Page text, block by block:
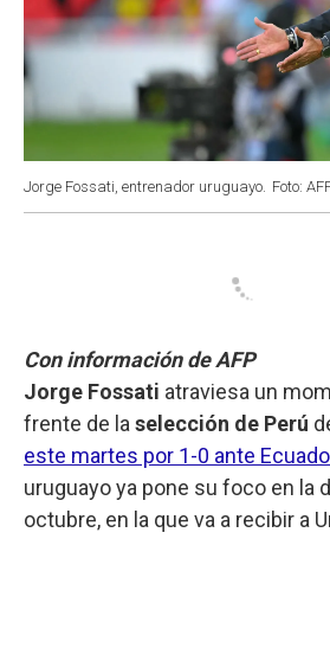
Jorge Fossati, entrenador uruguayo. Foto:
Con información de AFP
Jorge Fossati atraviesa un
frente de la selección de Perú
este martes por 1-0 ante
uruguayo ya pone su foco en la
octubre, en la que va a recibir a